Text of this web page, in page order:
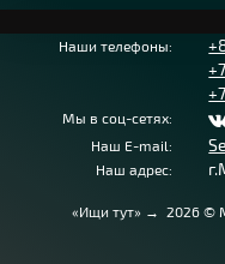
Наши телефоны:
Мы в соц-сетях:
Наш E-mail:
Наш адрес:
«Ищи тут» → 2026©